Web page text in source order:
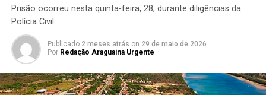
Prisão ocorreu nesta quinta-feira, 28, durante diligências da
Polícia Civil
Publicado 2 meses atrás on 29 de maio de 2026
Por Redação Araguaina Urgente